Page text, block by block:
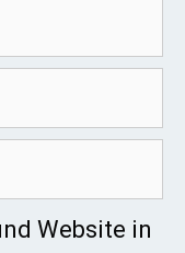
Website in